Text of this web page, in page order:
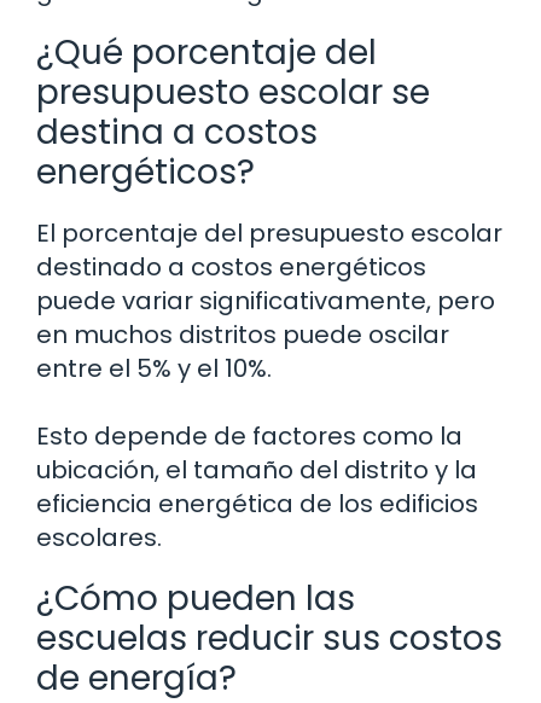
¿Qué porcentaje del
presupuesto escolar se
destina a costos
energéticos?
El porcentaje del presupuesto escolar
destinado a costos energéticos
puede variar significativamente, pero
en muchos distritos puede oscilar
entre el 5% y el 10%.
Esto depende de factores como la
ubicación, el tamaño del distrito y la
eficiencia energética de los edificios
escolares.
¿Cómo pueden las
escuelas reducir sus costos
de energía?